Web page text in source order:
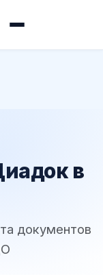
в
документов